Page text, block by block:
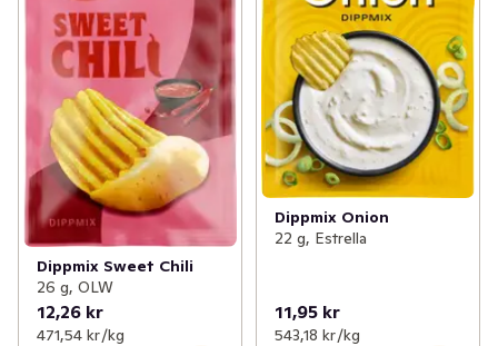
Dippmix Sweet Chili
26 g, OLW
12,26 kr
471,54 kr /kg
Dippmix Onion
22 g, Estrella
11,95 kr
543,18 kr /kg